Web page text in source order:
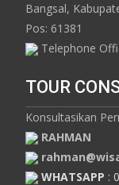
Bangsal,
Pos: 61381
Telephone
TOUR
Konsultasikan
RAHMAN
WHATSAPP :